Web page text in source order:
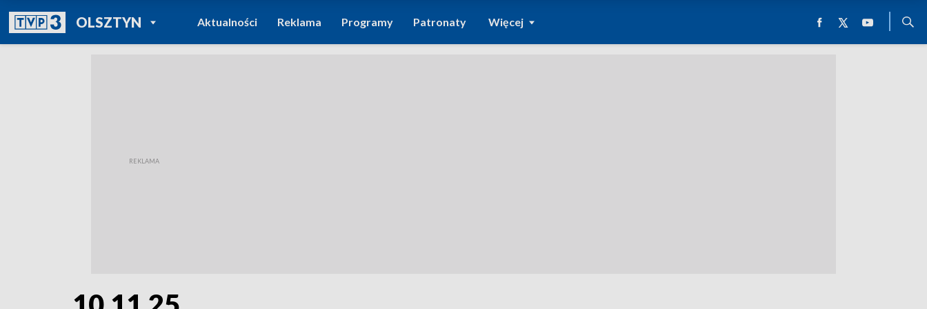
OLSZTYNPOWRÓT DO
TVP REGIONY
Aktualności Reklama Programy Patronaty Więcej